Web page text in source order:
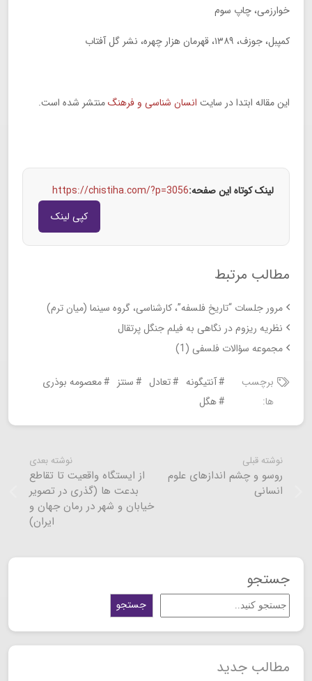
خوارزمی، چاپ سوم
کمپبل، جوزف، ۱۳۸۹، قهرمان هزار چهره، نشر گل آفتاب
این مقاله ابتدا در سایت انسان شناسی و فرهنگمنتشر شده است.
لینک کوتاه این صفحه:https://chistiha.com/?p=3056
کپی لینک
مطالب مرتبط
مرور جلسات “تاریخ فلسفه”، کارشناسی، گروه سینما (میان ترم)
نظریه ریزوم در نگاهی به فیلم جنگل پرتقال
مجموعه سؤالات فلسفی (1)
برچسب
ها:
آنتیگونه تعادل سنتز
معصومه بوذری
هگل
نوشته قبلی
روسو و چشم اندازهای علوم
انسانی
نوشته بعدی
از ایستگاه واقعیت تا تقاطع
بدعت ها (گذری در تصویر
خیابان و شهر در رمان جهان و
ایران)
جستجو
جستجو
مطالب جدید